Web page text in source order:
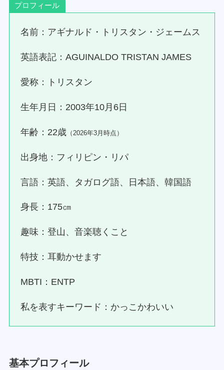
プロフィール
名前：アギナルド・トリスタン・ジェームス
英語表記：AGUINALDO TRISTAN JAMES
愛称：トリスタン
生年月日：2003年10月6日
年齢：22歳 （2026年3月時点）
出身地：フィリピン・リパ
言語：英語、タガログ語、日本語、韓国語
身長：175㎝
趣味：登山、音楽聴くこと
特技：耳動かせます
MBTI：ENTP
私を表すキーワード：かっこかわいい
基本プロフィール